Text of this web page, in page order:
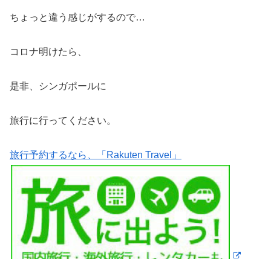
ちょっと違う感じがするので…
コロナ明けたら、
是非、シンガポールに
旅行に行ってください。
旅行予約するなら、「Rakuten Travel」